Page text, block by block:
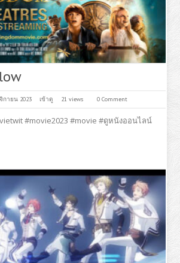
กายน 2023 เข้าดู 21 views 0 Comment
#movie2023 #movie #ดูหนังออนไลน์